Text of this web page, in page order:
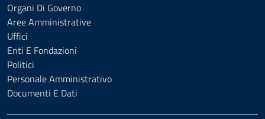
Organi Di Governo
Aree Amministrative
Uffici
Enti E Fondazioni
Politici
Personale Amministrativo
Documenti E Dati